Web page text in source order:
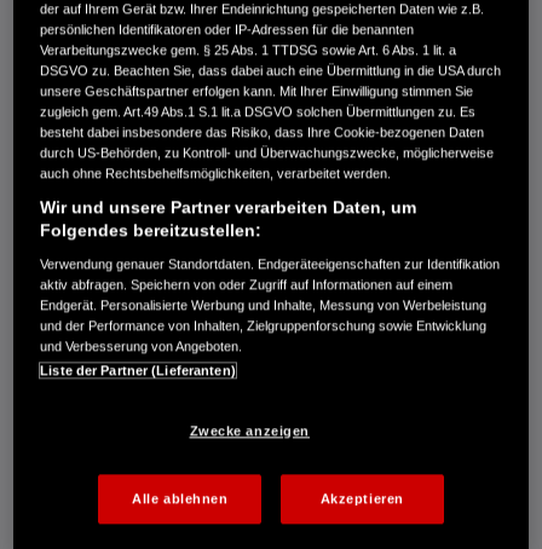
Kilometerstand
166.000 km
Kraftstoffart
Super
Getriebe
Automatik
Türen
5
Leistung
61 kW / 83 PS
Hubraum
1.339 cm³
Erstzulassung
10.2007
Bauart
Limousine
AUTO HARKE GMBH
Randersweide 59-63
21035 Hamburg
+49 40 735 935 0
DETAILS
der auf Ihrem Gerät bzw. Ihrer Endeinrichtung gespeicherten Daten wie z.B.
persönlichen Identifikatoren oder IP-Adressen für die benannten
Verarbeitungszwecke gem. § 25 Abs. 1 TTDSG sowie Art. 6 Abs. 1 lit. a
DSGVO zu. Beachten Sie, dass dabei auch eine Übermittlung in die USA durch
unsere Geschäftspartner erfolgen kann. Mit Ihrer Einwilligung stimmen Sie
zugleich gem. Art.49 Abs.1 S.1 lit.a DSGVO solchen Übermittlungen zu. Es
besteht dabei insbesondere das Risiko, dass Ihre Cookie-bezogenen Daten
durch US-Behörden, zu Kontroll- und Überwachungszwecke, möglicherweise
auch ohne Rechtsbehelfsmöglichkeiten, verarbeitet werden.
Wir und unsere Partner verarbeiten Daten, um
Folgendes bereitzustellen:
Verwendung genauer Standortdaten. Endgeräteeigenschaften zur Identifikation
aktiv abfragen. Speichern von oder Zugriff auf Informationen auf einem
Endgerät. Personalisierte Werbung und Inhalte, Messung von Werbeleistung
und der Performance von Inhalten, Zielgruppenforschung sowie Entwicklung
und Verbesserung von Angeboten.
Liste der Partner (Lieferanten)
Zwecke anzeigen
Alle ablehnen Akzeptieren